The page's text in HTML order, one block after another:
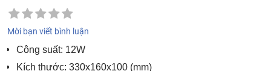
Mời bạn viết bình luận
Công suất: 12W
Kích thước: 330x160x100 (mm)